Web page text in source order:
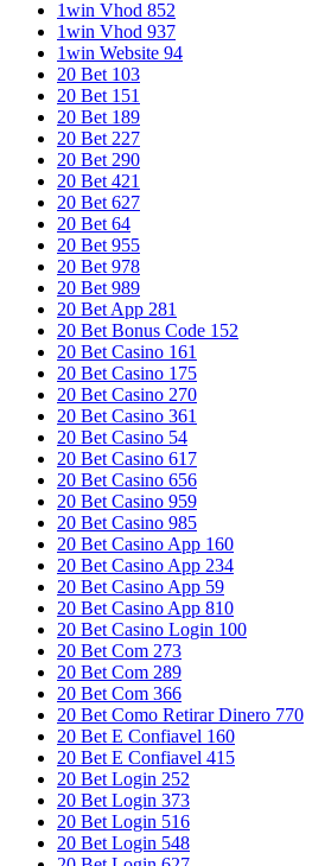
1win Vhod 852
1win Vhod 937
1win Website 94
20 Bet 103
20 Bet 151
20 Bet 189
20 Bet 227
20 Bet 290
20 Bet 421
20 Bet 627
20 Bet 64
20 Bet 955
20 Bet 978
20 Bet 989
20 Bet App 281
20 Bet Bonus Code 152
20 Bet Casino 161
20 Bet Casino 175
20 Bet Casino 270
20 Bet Casino 361
20 Bet Casino 54
20 Bet Casino 617
20 Bet Casino 656
20 Bet Casino 959
20 Bet Casino 985
20 Bet Casino App 160
20 Bet Casino App 234
20 Bet Casino App 59
20 Bet Casino App 810
20 Bet Casino Login 100
20 Bet Com 273
20 Bet Com 289
20 Bet Com 366
20 Bet Como Retirar Dinero 770
20 Bet E Confiavel 160
20 Bet E Confiavel 415
20 Bet Login 252
20 Bet Login 373
20 Bet Login 516
20 Bet Login 548